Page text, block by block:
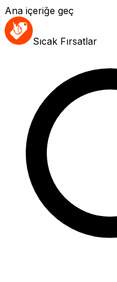
Ana içeriğe geç
Sıcak Fırsatlar